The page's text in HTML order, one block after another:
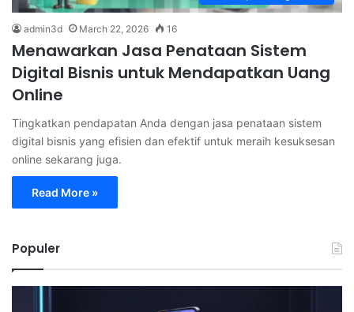
admin3d March 22, 2026 16
Menawarkan Jasa Penataan Sistem
Digital Bisnis untuk Mendapatkan Uang
Online
Tingkatkan pendapatan Anda dengan jasa penataan sistem
digital bisnis yang efisien dan efektif untuk meraih kesuksesan
online sekarang juga.
Read More »
Populer